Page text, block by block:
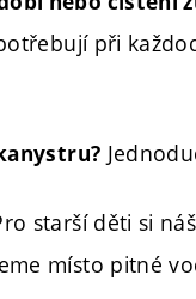
při
starší děti si
místo pitné